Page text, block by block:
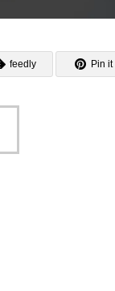
feedly Pin it